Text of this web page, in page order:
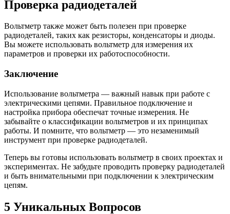
Проверка радиодеталей
Вольтметр также может быть полезен при проверке
радиодеталей, таких как резисторы, конденсаторы и диоды.
Вы можете использовать вольтметр для измерения их
параметров и проверки их работоспособности.
Заключение
Использование вольтметра — важный навык при работе с
электрическими цепями. Правильное подключение и
настройка прибора обеспечат точные измерения. Не
забывайте о классификации вольтметров и их принципах
работы. И помните, что вольтметр — это незаменимый
инструмент при проверке радиодеталей.
Теперь вы готовы использовать вольтметр в своих проектах и
экспериментах. Не забудьте проводить проверку радиодеталей
и быть внимательными при подключении к электрическим
цепям.
5 Уникальных Вопросов